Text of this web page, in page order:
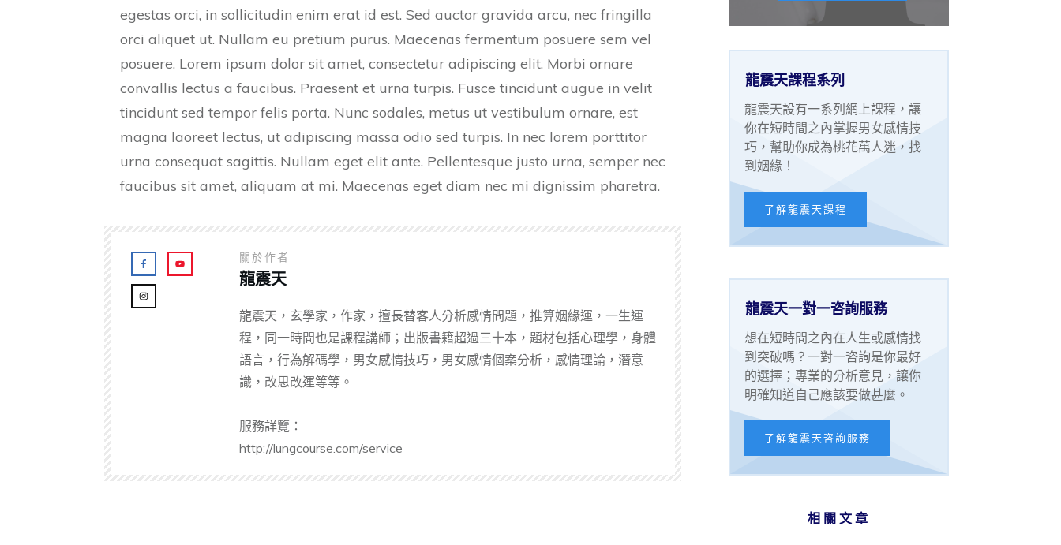
egestas orci, in sollicitudin enim erat id est. Sed auctor gravida arcu, nec fringilla
orci aliquet ut. Nullam eu pretium purus. Maecenas fermentum posuere sem vel
posuere. Lorem ipsum dolor sit amet, consectetur adipiscing elit. Morbi ornare
convallis lectus a faucibus. Praesent et urna turpis. Fusce tincidunt augue in velit
tincidunt sed tempor felis porta. Nunc sodales, metus ut vestibulum ornare, est
magna laoreet lectus, ut adipiscing massa odio sed turpis. In nec lorem porttitor
urna consequat sagittis. Nullam eget elit ante. Pellentesque justo urna, semper nec
faucibus sit amet, aliquam at mi. Maecenas eget diam nec mi dignissim pharetra.
關於作者
龍震天
龍震天，玄學家，作家，擅長替客人分析感情問題，推算姻緣運，一生運
程，同一時間也是課程講師；出版書籍超過三十本，題材包括心理學，身體
語言，行為解碼學，男女感情技巧，男女感情個案分析，感情理論，潛意
識，改思改運等等。
服務詳覽：
http://lungcourse.com/service
龍震天課程系列
龍震天設有一系列網上課程，讓
你在短時間之內掌握男女感情技
巧，幫助你成為桃花萬人迷，找
到姻緣！
了解龍震天課程
龍震天一對一咨詢服務
想在短時間之內在人生或感情找
到突破嗎？一對一咨詢是你最好
的選擇；專業的分析意見，讓你
明確知道自己應該要做甚麼。
了解龍震天咨詢服務
相關文章